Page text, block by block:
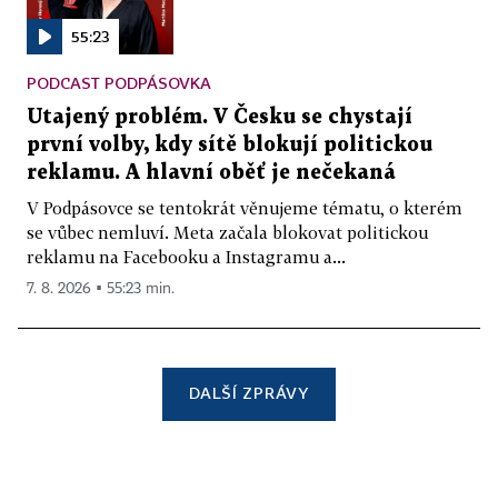
55:23
PODCAST PODPÁSOVKA
Utajený problém. V Česku se chystají
první volby, kdy sítě blokují politickou
reklamu. A hlavní oběť je nečekaná
V Podpásovce se tentokrát věnujeme tématu, o kterém
se vůbec nemluví. Meta začala blokovat politickou
reklamu na Facebooku a Instagramu a...
7. 8. 2026 ▪ 55:23 min.
DALŠÍ ZPRÁVY